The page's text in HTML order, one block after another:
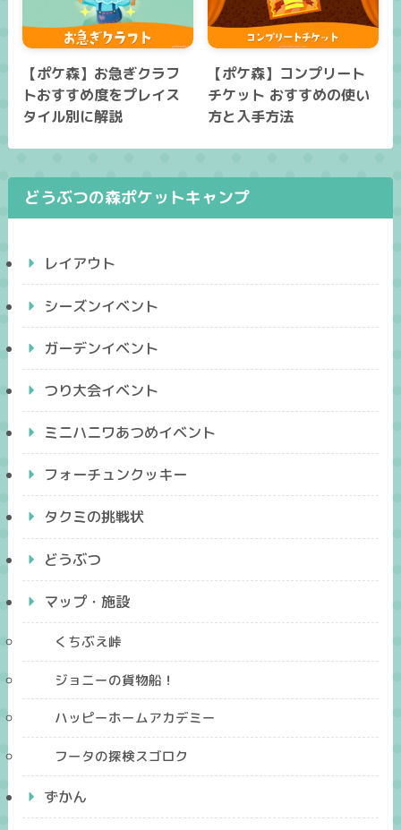
【ポケ森】お急ぎクラフ
トおすすめ度をプレイス
タイル別に解説
【ポケ森】コンプリート
チケット おすすめの使い
方と入手方法
どうぶつの森ポケットキャンプ
レイアウト
シーズンイベント
ガーデンイベント
つり大会イベント
ミニハニワあつめイベント
フォーチュンクッキー
タクミの挑戦状
どうぶつ
マップ・施設
くちぶえ峠
ジョニーの貨物船！
ハッピーホームアカデミー
フータの探検スゴロク
ずかん